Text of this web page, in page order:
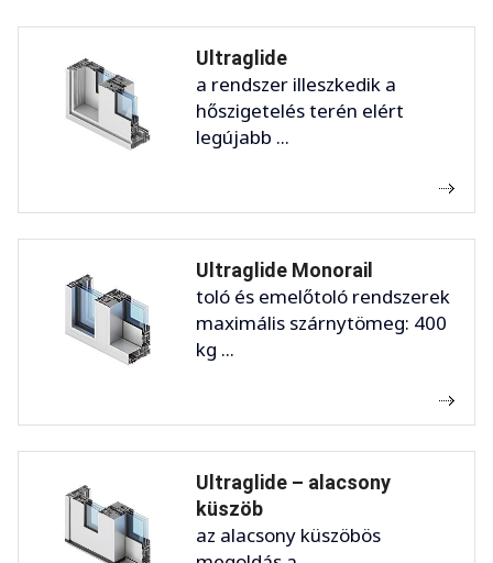
Ultraglide
a rendszer illeszkedik a
hőszigetelés terén elért
legújabb ...
Ultraglide Monorail
toló és emelőtoló rendszerek
maximális szárnytömeg: 400
kg ...
Ultraglide – alacsony
küszöb
az alacsony küszöbös